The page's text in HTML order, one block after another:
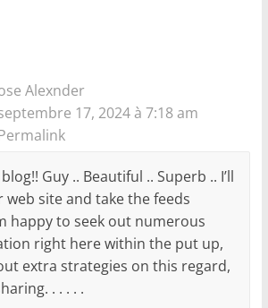
Alexnder
17, 2024 à 7:18 am
Guy .. Beautiful .. Superb .. I’ll
site and take the feeds
happy to seek out numerous
right here within the put up,
extra strategies on this regard,
. . . . .